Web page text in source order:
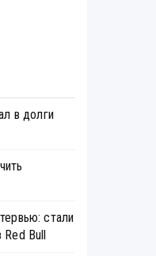
в долги
стали
Red Bull